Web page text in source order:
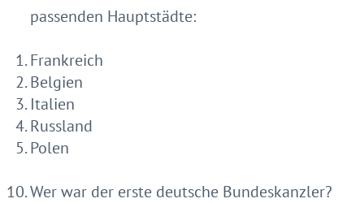
passenden Hauptstädte:
Frankreich
Belgien
Italien
Russland
Polen
Wer war der erste deutsche Bundeskanzler?